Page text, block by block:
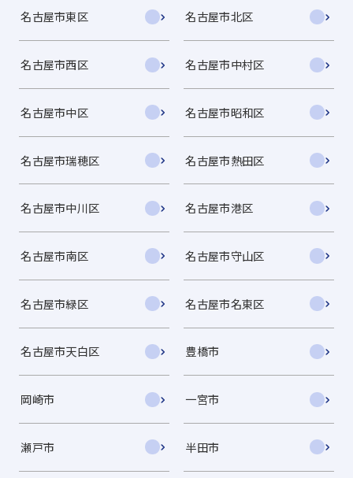
名古屋市東区 名古屋市北区
名古屋市西区 名古屋市中村区
名古屋市中区 名古屋市昭和区
名古屋市瑞穂区 名古屋市熱田区
名古屋市中川区 名古屋市港区
名古屋市南区 名古屋市守山区
名古屋市緑区 名古屋市名東区
名古屋市天白区 豊橋市
岡崎市 一宮市
瀬戸市 半田市